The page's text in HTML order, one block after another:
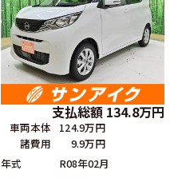
支払総額 134.8万円
車両本体
124.9万円
諸費用
9.9万円
年式
R08年02月